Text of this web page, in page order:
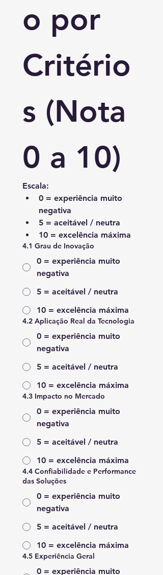
o por
Critério
s (Nota
0 a 10)
Escala:
0 = experiência muito
negativa
5 = aceitável / neutra
10 = excelência máxima
4.1 Grau de Inovação
0 = experiência muito
negativa
5 = aceitável / neutra
10 = excelência máxima
4.2 Aplicação Real da Tecnologia
0 = experiência muito
negativa
5 = aceitável / neutra
10 = excelência máxima
4.3 Impacto no Mercado
0 = experiência muito
negativa
5 = aceitável / neutra
10 = excelência máxima
4.4 Confiabilidade e Performance
das Soluções
0 = experiência muito
negativa
5 = aceitável / neutra
10 = excelência máxima
4.5 Experiência Geral
0 = experiência muito